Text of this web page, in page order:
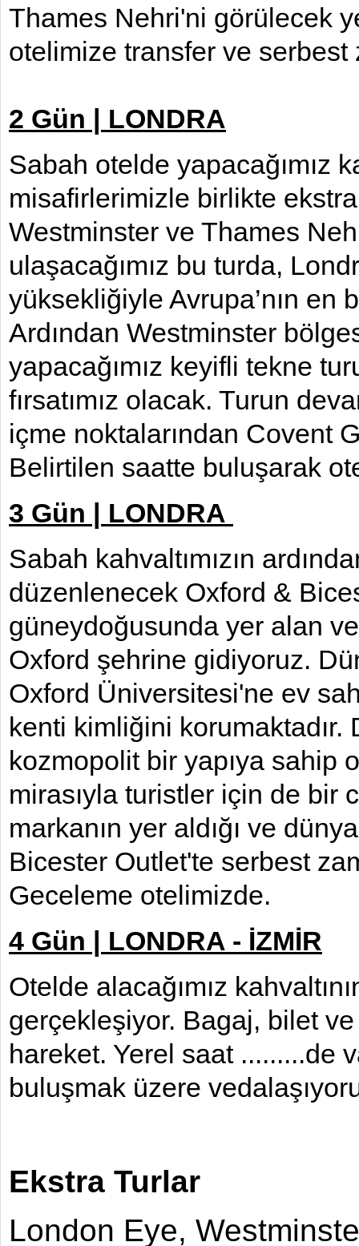
Thames Nehri'ni görülecek
otelimize transfer ve
2 Gün | LONDRA
Sabah otelde yapacağımız
misafirlerimizle birlikte
Westminster ve Thames
ulaşacağımız bu turda,
yüksekliğiyle Avrupa’nın en
Ardından Westminster
yapacağımız keyifli tekne
fırsatımız olacak. Turun
içme noktalarından Covent
Belirtilen saatte buluşarak
3 Gün | LONDRA
Sabah kahvaltımızın
düzenlenecek Oxford &
güneydoğusunda yer alan
Oxford şehrine gidiyoruz.
Oxford Üniversitesi'ne ev
kenti kimliğini
kozmopolit bir yapıya sahip
mirasıyla turistler için de bir
markanın yer aldığı ve
Bicester Outlet'te serbest
Geceleme otelimizde.
4 Gün | LONDRA - İZMİR
Otelde alacağımız
gerçekleşiyor. Bagaj, bilet
hareket. Yerel saat .........de
buluşmak üzere
Ekstra Turlar
London Eye,